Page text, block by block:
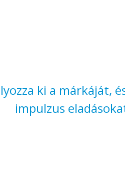
ki a márkáját,
impulzus